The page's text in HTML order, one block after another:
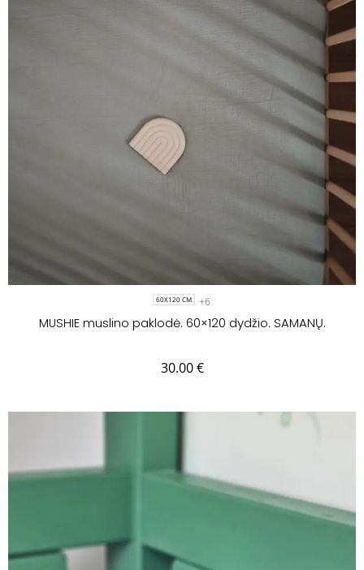
60X120 CM +6
MUSHIE muslino paklodė. 60×120 dydžio. SAMANŲ.
30.00€